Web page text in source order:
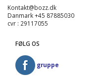
Kontakt@bozz.dk
Danmark +45 87885030
cvr : 29117055
FØLG OS
gruppe